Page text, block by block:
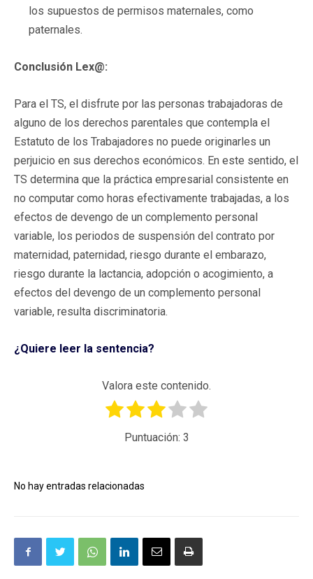
los supuestos de permisos maternales, como
paternales.
Conclusión Lex@:
Para el TS, el disfrute por las personas trabajadoras de
alguno de los derechos parentales que contempla el
Estatuto de los Trabajadores no puede originarles un
perjuicio en sus derechos económicos. En este sentido, el
TS determina que la práctica empresarial consistente en
no computar como horas efectivamente trabajadas, a los
efectos de devengo de un complemento personal
variable, los periodos de suspensión del contrato por
maternidad, paternidad, riesgo durante el embarazo,
riesgo durante la lactancia, adopción o acogimiento, a
efectos del devengo de un complemento personal
variable, resulta discriminatoria.
¿Quiere leer la sentencia?
Valora este contenido.
Puntuación: 3
No hay entradas relacionadas